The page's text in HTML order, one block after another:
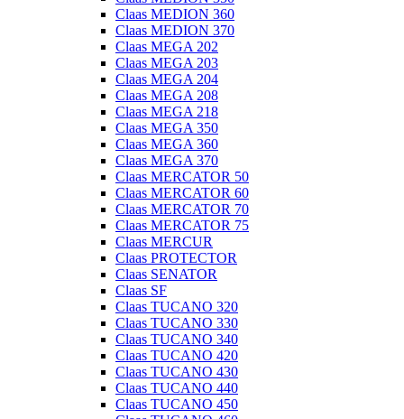
Claas MEDION 360
Claas MEDION 370
Claas MEGA 202
Claas MEGA 203
Claas MEGA 204
Claas MEGA 208
Claas MEGA 218
Claas MEGA 350
Claas MEGA 360
Claas MEGA 370
Claas MERCATOR 50
Claas MERCATOR 60
Claas MERCATOR 70
Claas MERCATOR 75
Claas MERCUR
Claas PROTECTOR
Claas SENATOR
Claas SF
Claas TUCANO 320
Claas TUCANO 330
Claas TUCANO 340
Claas TUCANO 420
Claas TUCANO 430
Claas TUCANO 440
Claas TUCANO 450